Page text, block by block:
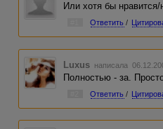
Или хотя бы нравится/
Ответить /
Luxus написала
Полностью - за.
Ответить /